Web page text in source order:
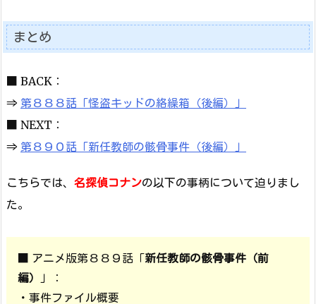
まとめ
■ BACK：
⇒ 第８８８話「怪盗キッドの絡繰箱（後編）」
■ NEXT：
⇒ 第８９０話「新任教師の骸骨事件（後編）」
こちらでは、 名探偵コナンの以下の事柄について迫りまし
た。
■ アニメ版第８８９話「新任教師の骸骨事件（前
編） 」：
・事件ファイル概要